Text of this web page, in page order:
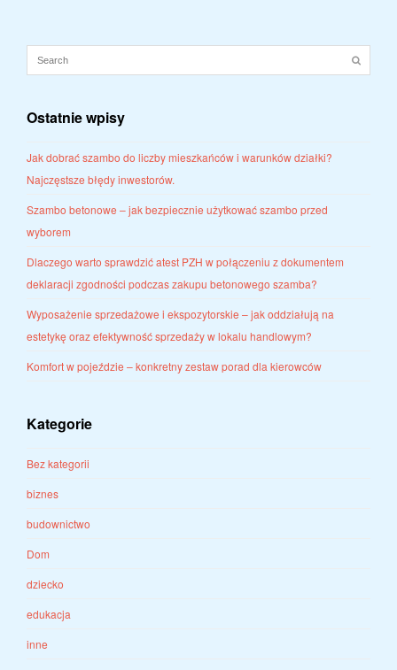
Ostatnie wpisy
Jak dobrać szambo do liczby mieszkańców i warunków działki?
Najczęstsze błędy inwestorów.
Szambo betonowe – jak bezpiecznie użytkować szambo przed
wyborem
Dlaczego warto sprawdzić atest PZH w połączeniu z dokumentem
deklaracji zgodności podczas zakupu betonowego szamba?
Wyposażenie sprzedażowe i ekspozytorskie – jak oddziałują na
estetykę oraz efektywność sprzedaży w lokalu handlowym?
Komfort w pojeździe – konkretny zestaw porad dla kierowców
Kategorie
Bez kategorii
biznes
budownictwo
Dom
dziecko
edukacja
inne